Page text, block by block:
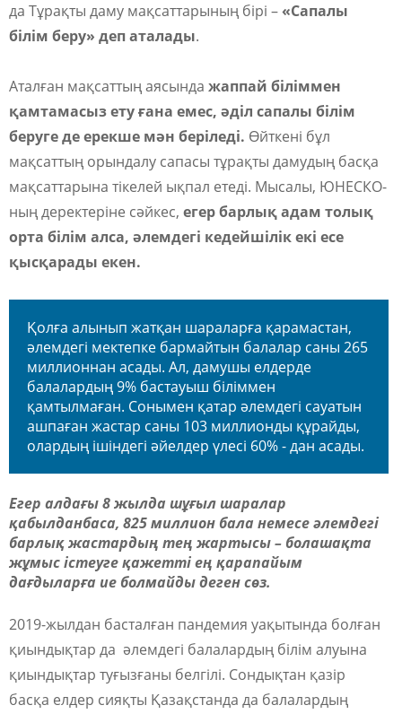
да Тұрақты даму мақсаттарының бірі –«Сапалы
білім беру» деп аталады.
Аталған мақсаттың аясында жаппай біліммен
қамтамасыз ету ғана емес, әділ сапалы білім
беруге де ерекше мән беріледі. Өйткені бұл
мақсаттың орындалу сапасы тұрақты дамудың басқа
мақсаттарына тікелей ықпал етеді. Мысалы, ЮНЕСКО-
ның деректеріне сәйкес, егер барлық адам толық
орта білім алса, әлемдегі кедейшілік екі есе
қысқарады екен.
Қолға алынып жатқан шараларға қарамастан,
әлемдегі мектепке бармайтын балалар саны 265
миллионнан асады. Ал, дамушы елдерде
балалардың 9% бастауыш біліммен
қамтылмаған. Сонымен қатар әлемдегі сауатын
ашпаған жастар саны 103 миллионды құрайды,
олардың ішіндегі әйелдер үлесі 60% - дан асады.
Егер алдағы 8 жылда шұғыл шаралар
қабылданбаса, 825 миллион бала немесе әлемдегі
барлық жастардың тең жартысы – болашақта
жұмыс істеуге қажетті ең қарапайым
дағдыларға ие болмайды деген сөз.
2019-жылдан басталған пандемия уақытында болған
қиындықтар да әлемдегі балалардың білім алуына
қиындықтар туғызғаны белгілі. Сондықтан қазір
басқа елдер сияқты Қазақстанда да балалардың